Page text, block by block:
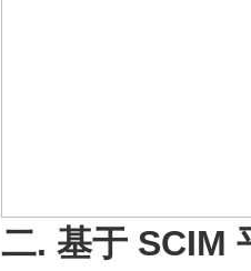
二. 基于 SCIM